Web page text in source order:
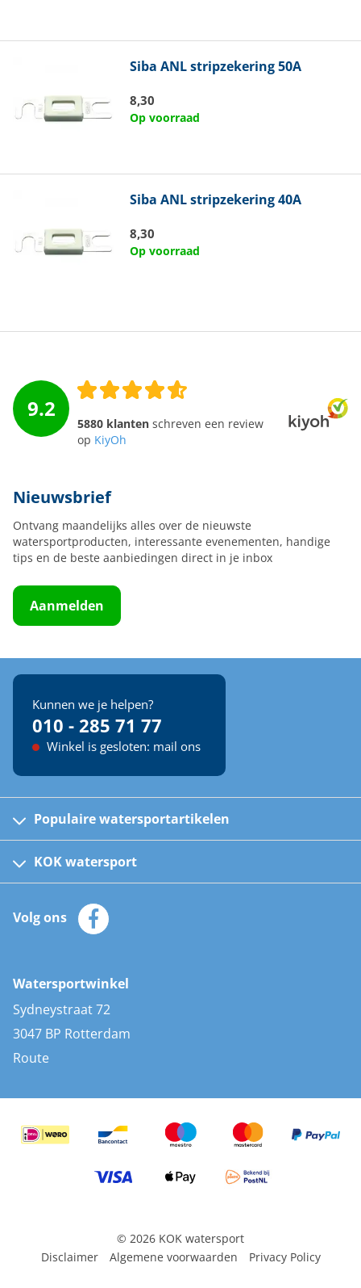
Siba ANL stripzekering 50A
8,30
Op voorraad
Siba ANL stripzekering 40A
8,30
Op voorraad
9.2
5880 klanten schreven een review
op KiyOh
Nieuwsbrief
Ontvang maandelijks alles over de nieuwste
watersportproducten, interessante evenementen, handige
tips en de beste aanbiedingen direct in je inbox
Aanmelden
Kunnen we je helpen?
010 - 285 71 77
Winkel is gesloten: mail ons
Populaire watersportartikelen
Kinder reddingsvesten
Automatische reddingsvesten
Zeilkleding
Zonnepanelen
AIS transponders
Stootwillen en fenders
Bootkussens
Zwemtrappen
KOK watersport
Klantenservice
Merken
Volg ons
Watersportwinkel
Sydneystraat 72
3047 BP Rotterdam
Route
© 2026 KOK watersport
Disclaimer
Algemene voorwaarden Privacy Policy